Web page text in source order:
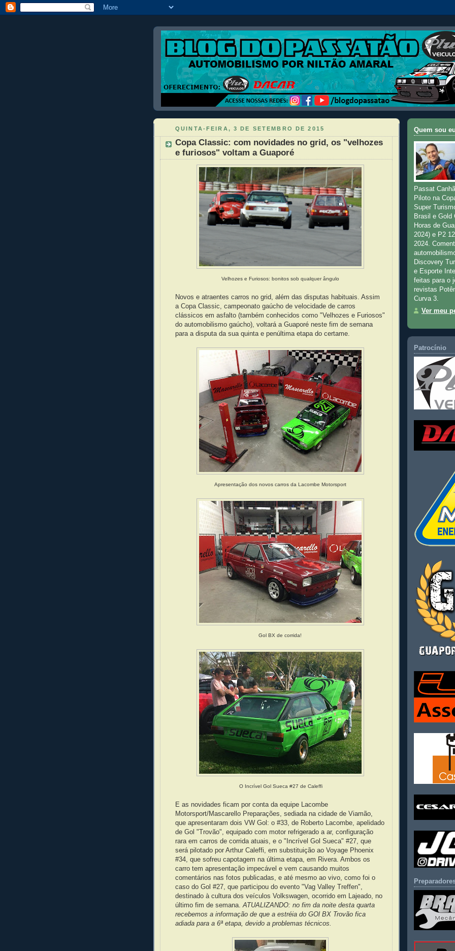
QUINTA-FEIRA, 3 DE SETEMBRO DE 2015
Copa Classic: com novidades no grid, os "velhozes
e furiosos" voltam a Guaporé
Velhozes e Furiosos: bonitos sob qualquer ângulo
Novos e atraentes carros no grid, além das disputas habituais. Assim
a Copa Classic, campeonato gaúcho de velocidade de carros
clássicos em asfalto (também conhecidos como "Velhozes e Furiosos"
do automobilismo gaúcho), voltará a Guaporé neste fim de semana
para a disputa da sua quinta e penúltima etapa do certame.
Apresentação dos novos carros da Lacombe Motorsport
Gol BX de corrida!
O Incrível Gol Sueca #27 de Caleffi
E as novidades ficam por conta da equipe Lacombe
Motorsport/Mascarello Preparações, sediada na cidade de Viamão,
que apresentaram dois VW Gol: o #33, de Roberto Lacombe, apelidado
de Gol "Trovão", equipado com motor refrigerado a ar, configuração
rara em carros de corrida atuais, e o "Incrível Gol Sueca" #27, que
será pilotado por Arthur Caleffi, em substituição ao Voyage Phoenix
#34, que sofreu capotagem na última etapa, em Rivera. Ambos os
carro tem apresentação impecável e vem causando muitos
comentários nas fotos publicadas, e até mesmo ao vivo, como foi o
caso do Gol #27, que participou do evento "Vag Valley Treffen",
destinado à cultura dos veículos Volkswagen, ocorrido em Lajeado, no
último fim de semana. ATUALIZANDO: no fim da noite desta quarta
recebemos a informação de que a estréia do GOl BX Trovão fica
adiada para a 6ª etapa, devido a problemas técnicos.
Quem sou
Passat
Piloto na
Super
Brasil e
Horas de
2024) e P2
2024.
Discovery
e Esporte
feitas para o
revistas
Curva 3.
Ver meu
Patrocínio